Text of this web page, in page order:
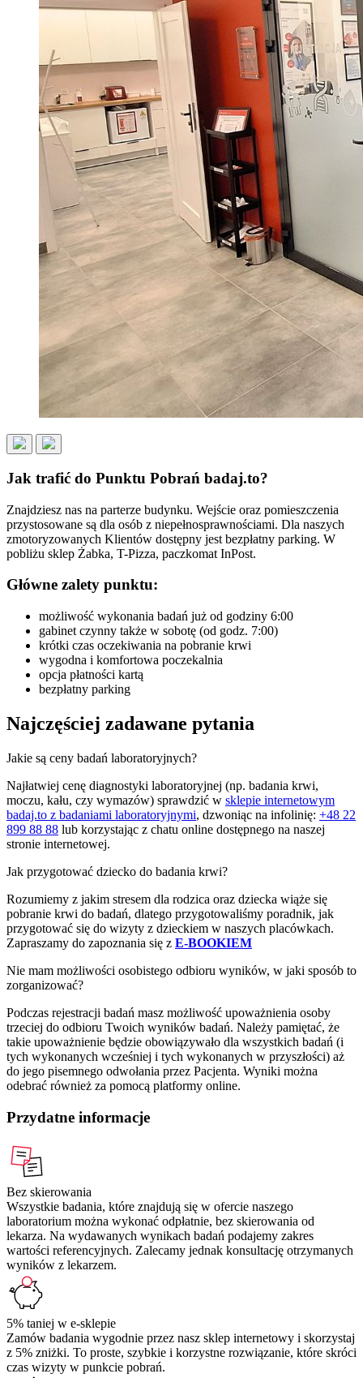
Jak trafić do Punktu Pobrań badaj.to?
Znajdziesz nas na parterze budynku. Wejście oraz pomieszczenia
przystosowane są dla osób z niepełnosprawnościami. Dla naszych
zmotoryzowanych Klientów dostępny jest bezpłatny parking. W
pobliżu sklep Żabka, T-Pizza, paczkomat InPost.
Główne zalety punktu:
możliwość wykonania badań już od godziny 6:00
gabinet czynny także w sobotę (od godz. 7:00)
krótki czas oczekiwania na pobranie krwi
wygodna i komfortowa poczekalnia
opcja płatności kartą
bezpłatny parking
Najczęściej zadawane pytania
Jakie są ceny badań laboratoryjnych?
Najłatwiej cenę diagnostyki laboratoryjnej (np. badania krwi,
moczu, kału, czy wymazów) sprawdzić w sklepie internetowym
badaj.to z badaniami laboratoryjnymi, dzwoniąc na infolinię: +48 22
899 88 88 lub korzystając z chatu online dostępnego na naszej
stronie internetowej.
Jak przygotować dziecko do badania krwi?
Rozumiemy z jakim stresem dla rodzica oraz dziecka wiąże się
pobranie krwi do badań, dlatego przygotowaliśmy poradnik, jak
przygotować się do wizyty z dzieckiem w naszych placówkach.
Zapraszamy do zapoznania się z E-BOOKIEM
Nie mam możliwości osobistego odbioru wyników, w jaki sposób to
zorganizować?
Podczas rejestracji badań masz możliwość upoważnienia osoby
trzeciej do odbioru Twoich wyników badań. Należy pamiętać, że
takie upoważnienie będzie obowiązywało dla wszystkich badań (i
tych wykonanych wcześniej i tych wykonanych w przyszłości) aż
do jego pisemnego odwołania przez Pacjenta. Wyniki można
odebrać również za pomocą platformy online.
Przydatne informacje
Bez skierowania
Wszystkie badania, które znajdują się w ofercie naszego
laboratorium można wykonać odpłatnie, bez skierowania od
lekarza. Na wydawanych wynikach badań podajemy zakres
wartości referencyjnych. Zalecamy jednak konsultację otrzymanych
wyników z lekarzem.
5% taniej w e-sklepie
Zamów badania wygodnie przez nasz sklep internetowy i skorzystaj
z 5% zniżki. To proste, szybkie i korzystne rozwiązanie, które skróci
czas wizyty w punkcie pobrań.